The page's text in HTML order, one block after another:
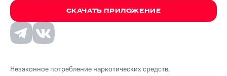
СКАЧАТЬ ПРИЛОЖЕНИЕ
Незаконное потребление наркотических средств,